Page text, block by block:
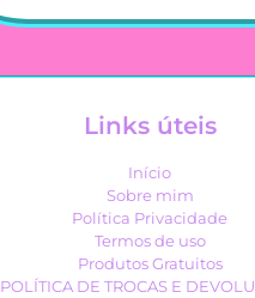
Links úteis
Início
Sobre mim
Política Privacidade
Termos de uso
Produtos Gratuitos
POLÍTICA DE TROCAS E